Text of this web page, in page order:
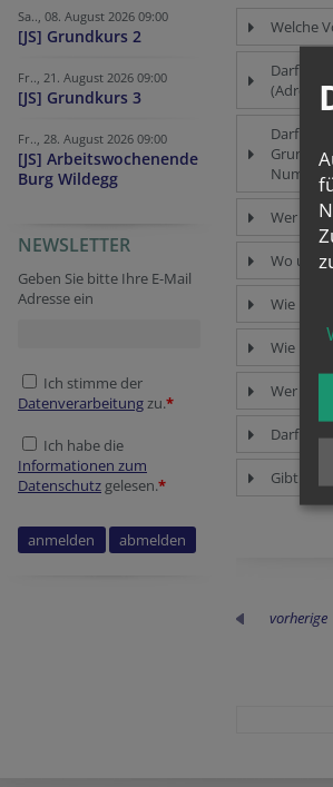
Sa.., 08. August 2026 09:00
[JS] Grundkurs 2
Fr.., 21. August 2026 09:00
[JS] Grundkurs 3
Fr.., 28. August 2026 09:00
[JS] Arbeitswochenende
Burg Wildegg
NEWSLETTER
Geben Sie bitte Ihre E-Mail
Adresse ein
Ich stimme der
Datenverarbeitungzu.*
Ich habe die
Informationen zum
Datenschutz gelesen.*
Welche
Darf ich
Darf ich
Wer darf
Wo und
Wie
Wie
Wer
Darf ich
Gibt es
vorherige